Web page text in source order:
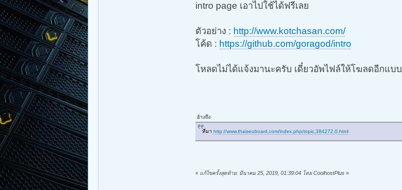
intro page เอาไปใช้ได้ฟรีเลย
ตัวอย่าง : http://www.kotchasan.com/
โค้ด : https://github.com/goragod/intro
โหลดไม่ได้แจ้งมานะครับ เดี๋ยวอัพไฟล์ให้โฆลดอีกแบบ
อ้างถึง
ที่มาhttp://www.thaiseoboard.com/index.php/topic,384272.0.html
« แก้ไขครั้งสุดท้าย: มีนาคม 25, 2019, 01:39:04 โดย CoolhostPlus »